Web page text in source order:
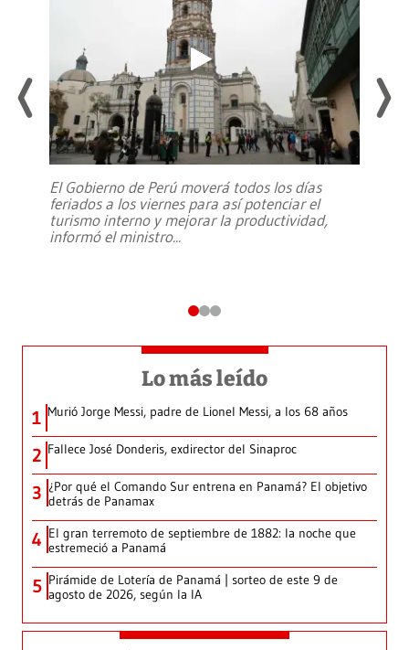
El Gobierno de Perú moverá todos los días
feriados a los viernes para así potenciar el
turismo interno y mejorar la productividad,
informó el ministro...
Lo más leído
1 Murió Jorge Messi, padre de Lionel Messi, a los 68 años
2 Fallece José Donderis, exdirector del Sinaproc
3 ¿Por qué el Comando Sur entrena en Panamá? El objetivo
detrás de Panamax
4 El gran terremoto de septiembre de 1882: la noche que
estremeció a Panamá
5 Pirámide de Lotería de Panamá | sorteo de este 9 de
agosto de 2026, según la IA